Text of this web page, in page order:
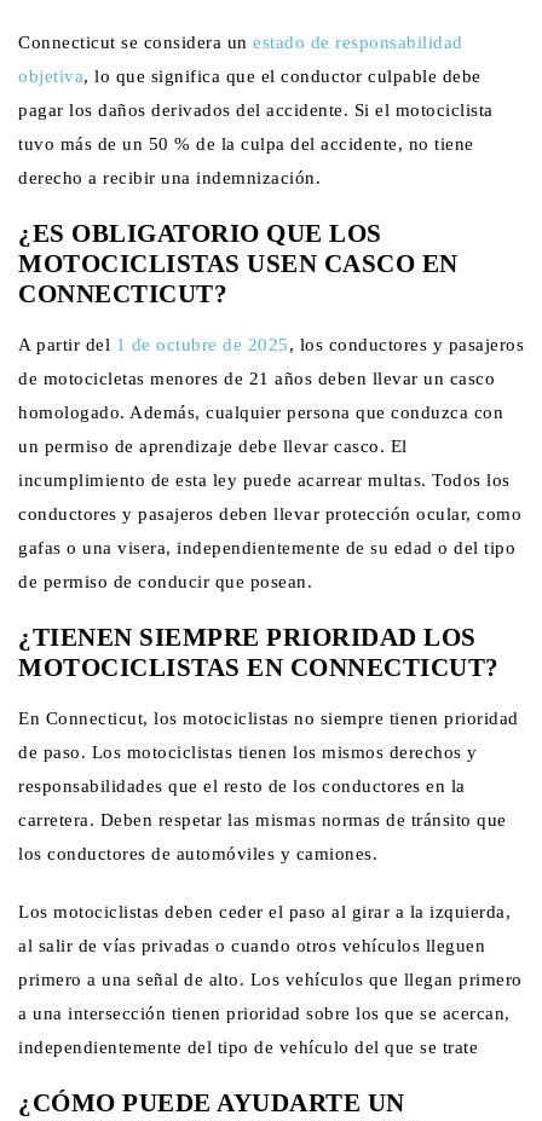
Connecticut se considera un estado de responsabilidad
objetiva, lo que significa que el conductor culpable debe
pagar los daños derivados del accidente. Si el motociclista
tuvo más de un 50 % de la culpa del accidente, no tiene
derecho a recibir una indemnización.
¿ES OBLIGATORIO QUE LOS
MOTOCICLISTAS USEN CASCO EN
CONNECTICUT?
A partir del 1 de octubre de 2025, los conductores y pasajeros
de motocicletas menores de 21 años deben llevar un casco
homologado. Además, cualquier persona que conduzca con
un permiso de aprendizaje debe llevar casco. El
incumplimiento de esta ley puede acarrear multas. Todos los
conductores y pasajeros deben llevar protección ocular, como
gafas o una visera, independientemente de su edad o del tipo
de permiso de conducir que posean.
¿TIENEN SIEMPRE PRIORIDAD LOS
MOTOCICLISTAS EN CONNECTICUT?
En Connecticut, los motociclistas no siempre tienen prioridad
de paso. Los motociclistas tienen los mismos derechos y
responsabilidades que el resto de los conductores en la
carretera. Deben respetar las mismas normas de tránsito que
los conductores de automóviles y camiones.
Los motociclistas deben ceder el paso al girar a la izquierda,
al salir de vías privadas o cuando otros vehículos lleguen
primero a una señal de alto. Los vehículos que llegan primero
a una intersección tienen prioridad sobre los que se acercan,
independientemente del tipo de vehículo del que se trate
¿CÓMO PUEDE AYUDARTE UN